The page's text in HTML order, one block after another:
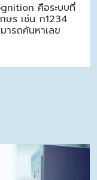
คือระบบที่
ษร เช่น ก1234
ารถค้นหาเลข